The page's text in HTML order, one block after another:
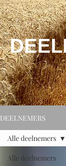
DEELNEMERS
Alle deelnemers
Alle deelnemers